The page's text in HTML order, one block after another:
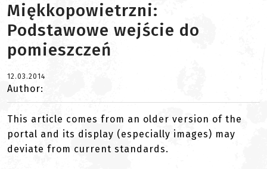
Miękkopowietrzni:
Podstawowe wejście do
pomieszczeń
12.03.2014
Author:
This article comes from an older version of the
portal and its display (especially images) may
deviate from current standards.